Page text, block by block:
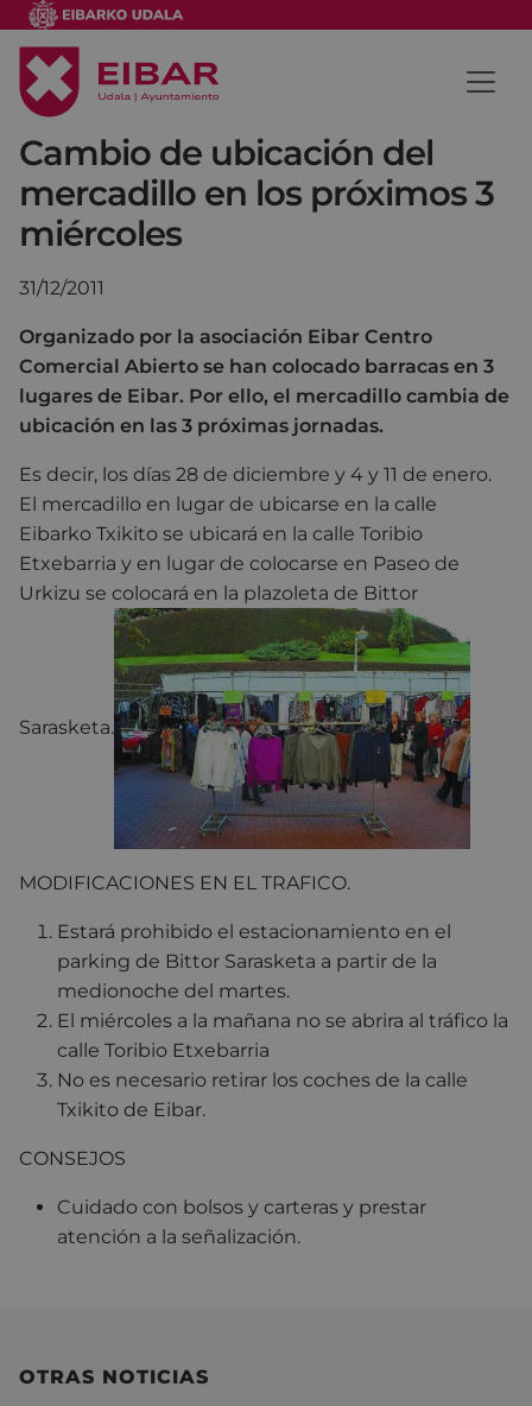
Cambio de ubicación del
mercadillo en los próximos 3
miércoles
31/12/2011
Organizado por la asociación Eibar Centro
Comercial Abierto se han colocado barracas en 3
lugares de Eibar. Por ello, el mercadillo cambia de
ubicación en las 3 próximas jornadas.
Es decir, los días 28 de diciembre y 4 y 11 de enero.
El mercadillo en lugar de ubicarse en la calle
Eibarko Txikito se ubicará en la calle Toribio
Etxebarria y en lugar de colocarse en Paseo de
Urkizu se colocará en la plazoleta de Bittor
Sarasketa.
MODIFICACIONES EN EL TRAFICO.
Estará prohibido el estacionamiento en el
parking de Bittor Sarasketa a partir de la
medionoche del martes.
El miércoles a la mañana no se abrira al tráfico la
calle Toribio Etxebarria
No es necesario retirar los coches de la calle
Txikito de Eibar.
CONSEJOS
Cuidado con bolsos y carteras y prestar
atención a la señalización.
OTRAS NOTICIAS